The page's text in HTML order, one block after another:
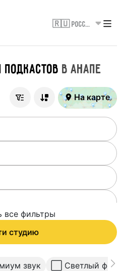
🇷🇺 Россия
вАнапе
На карте
все фильтры
студию
звук ⬜️ Светлый фон